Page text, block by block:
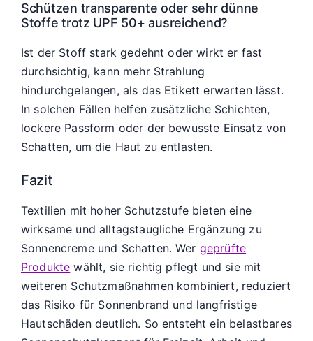
Schützen transparente oder sehr dünne
Stoffe trotz UPF 50+ ausreichend?
Ist der Stoff stark gedehnt oder wirkt er fast
durchsichtig, kann mehr Strahlung
hindurchgelangen, als das Etikett erwarten lässt.
In solchen Fällen helfen zusätzliche Schichten,
lockere Passform oder der bewusste Einsatz von
Schatten, um die Haut zu entlasten.
Fazit
Textilien mit hoher Schutzstufe bieten eine
wirksame und alltagstaugliche Ergänzung zu
Sonnencreme und Schatten. Wer geprüfte
Produkte wählt, sie richtig pflegt und sie mit
weiteren Schutzmaßnahmen kombiniert, reduziert
das Risiko für Sonnenbrand und langfristige
Hautschäden deutlich. So entsteht ein belastbares